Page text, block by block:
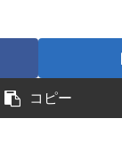
コピー